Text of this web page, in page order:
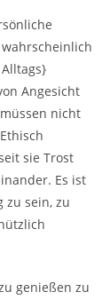
Angesicht
nicht
sie Trost
Es ist
sein, zu
genießen zu